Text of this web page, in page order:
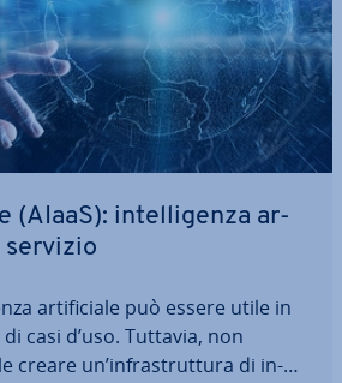
(AIaaS): in­tel­li­gen­za ar­
ar­ti­fi­cia­le può essere utile in
casi d’uso. Tuttavia, non
creare un’in­fra­strut­tu­ra di in­